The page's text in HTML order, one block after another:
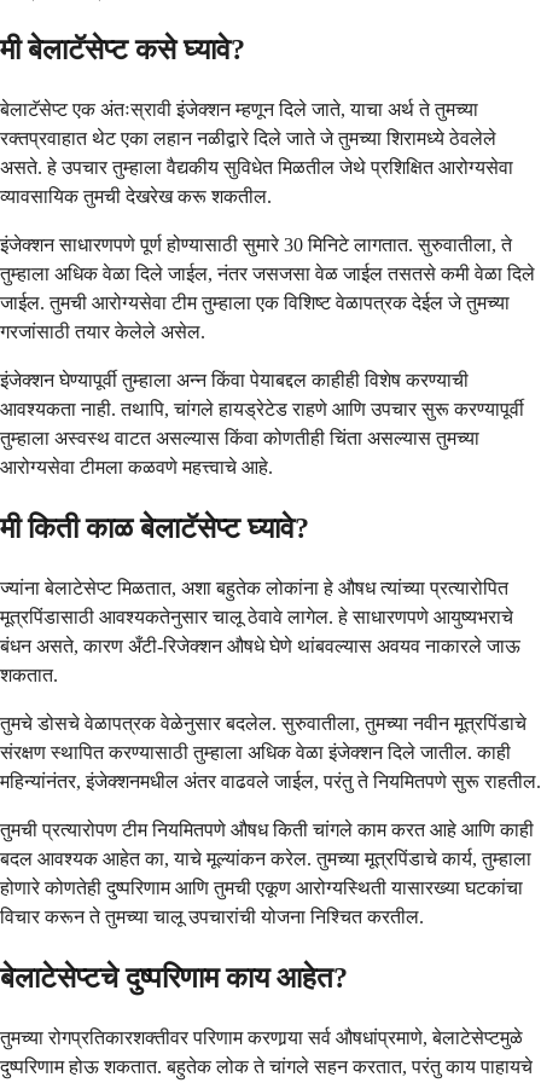
मी बेलाटॅसेप्ट कसे घ्यावे?
बेलाटॅसेप्ट एक अंतःस्रावी इंजेक्शन म्हणून दिले जाते, याचा अर्थ ते तुमच्या
रक्तप्रवाहात थेट एका लहान नळीद्वारे दिले जाते जे तुमच्या शिरामध्ये ठेवलेले
असते. हे उपचार तुम्हाला वैद्यकीय सुविधेत मिळतील जेथे प्रशिक्षित आरोग्यसेवा
व्यावसायिक तुमची देखरेख करू शकतील.
इंजेक्शन साधारणपणे पूर्ण होण्यासाठी सुमारे 30 मिनिटे लागतात. सुरुवातीला, ते
तुम्हाला अधिक वेळा दिले जाईल, नंतर जसजसा वेळ जाईल तसतसे कमी वेळा दिले
जाईल. तुमची आरोग्यसेवा टीम तुम्हाला एक विशिष्ट वेळापत्रक देईल जे तुमच्या
गरजांसाठी तयार केलेले असेल.
इंजेक्शन घेण्यापूर्वी तुम्हाला अन्न किंवा पेयाबद्दल काहीही विशेष करण्याची
आवश्यकता नाही. तथापि, चांगले हायड्रेटेड राहणे आणि उपचार सुरू करण्यापूर्वी
तुम्हाला अस्वस्थ वाटत असल्यास किंवा कोणतीही चिंता असल्यास तुमच्या
आरोग्यसेवा टीमला कळवणे महत्त्वाचे आहे.
मी किती काळ बेलाटॅसेप्ट घ्यावे?
ज्यांना बेलाटेसेप्ट मिळतात, अशा बहुतेक लोकांना हे औषध त्यांच्या प्रत्यारोपित
मूत्रपिंडासाठी आवश्यकतेनुसार चालू ठेवावे लागेल. हे साधारणपणे आयुष्यभराचे
बंधन असते, कारण अँटी-रिजेक्शन औषधे घेणे थांबवल्यास अवयव नाकारले जाऊ
शकतात.
तुमचे डोसचे वेळापत्रक वेळेनुसार बदलेल. सुरुवातीला, तुमच्या नवीन मूत्रपिंडाचे
संरक्षण स्थापित करण्यासाठी तुम्हाला अधिक वेळा इंजेक्शन दिले जातील. काही
महिन्यांनंतर, इंजेक्शनमधील अंतर वाढवले जाईल, परंतु ते नियमितपणे सुरू राहतील.
तुमची प्रत्यारोपण टीम नियमितपणे औषध किती चांगले काम करत आहे आणि काही
बदल आवश्यक आहेत का, याचे मूल्यांकन करेल. तुमच्या मूत्रपिंडाचे कार्य, तुम्हाला
होणारे कोणतेही दुष्परिणाम आणि तुमची एकूण आरोग्यस्थिती यासारख्या घटकांचा
विचार करून ते तुमच्या चालू उपचारांची योजना निश्चित करतील.
बेलाटेसेप्टचे दुष्परिणाम काय आहेत?
तुमच्या रोगप्रतिकारशक्तीवर परिणाम करणार्‍या सर्व औषधांप्रमाणे, बेलाटेसेप्टमुळे
दुष्परिणाम होऊ शकतात. बहुतेक लोक ते चांगले सहन करतात, परंतु काय पाहायचे